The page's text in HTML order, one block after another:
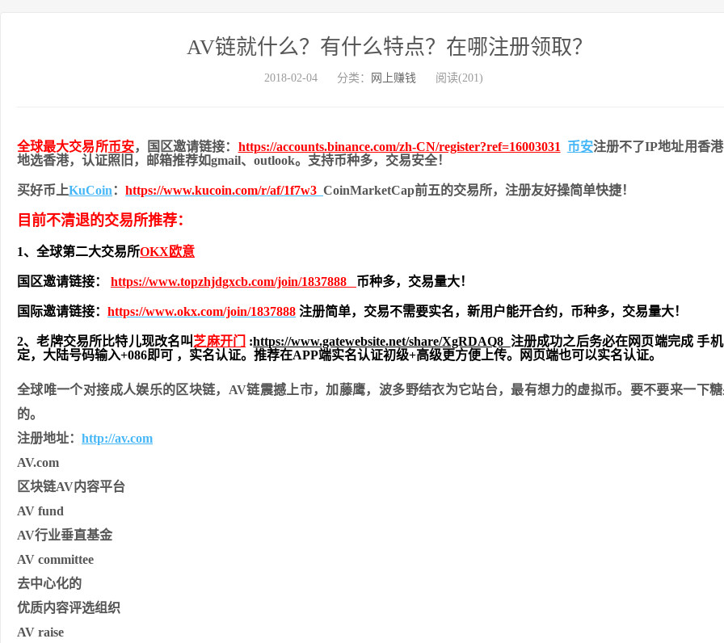
AV链就什么？有什么特点？在哪注册领取？
2018-02-04 分类： 网上赚钱 阅读(201)
全球最大交易所币安，国区邀请链接： https://accounts.binance.com/zh-CN/register?ref=16003031 币安注册不了IP地址用香
地选香港，认证照旧， 邮箱推荐如gmail、outlook。支持币种多，交易安全！
买好币上KuCoin ： https://www.kucoin.com/r/af/1f7w3 CoinMarketCap前五的交易所，注册友好操简单快捷！
目前不清退的交易所推荐：
1、全球第二大交易所OKX欧意
国区邀请链接： https://www.topzhjdgxcb.com/join/1837888 币种多，交易量大！
国际邀请链接： https://www.okx.com/join/1837888 注册简单，交易不需要实名，新用户能开合约， 币种多，交易量大！
2、老牌交易所比特儿现改名叫 芝麻开门 :https://www.gatewebsite.net/share/XgRDAQ8 注册成功之后务必在网页端完成 手
定，大陆号码输入+086即可 ，实名认证。推荐在APP端实名认证初级+高级更方便上传。网页端也可以实名认证。
全球唯一个对接成人娱乐的区块链，AV链震撼上市，加藤鹰，波多野结衣为它站台，最有想力的虚拟币。要不要来一下
的。
注册地址： http://av.com
AV.com
区块链AV内容平台
AV fund
AV行业垂直基金
AV committee
去中心化的
优质内容评选组织
AV raise